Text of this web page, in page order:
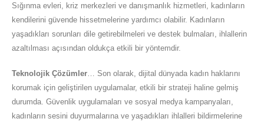
Sığınma evleri, kriz merkezleri ve danışmanlık hizmetleri, kadınların
kendilerini güvende hissetmelerine yardımcı olabilir. Kadınların
yaşadıkları sorunları dile getirebilmeleri ve destek bulmaları, ihlallerin
azaltılması açısından oldukça etkili bir yöntemdir.
Teknolojik Çözümler … Son olarak, dijital dünyada kadın haklarını
korumak için geliştirilen uygulamalar, etkili bir strateji haline gelmiş
durumda. Güvenlik uygulamaları ve sosyal medya kampanyaları,
kadınların sesini duyurmalarına ve yaşadıkları ihlalleri bildirmelerine